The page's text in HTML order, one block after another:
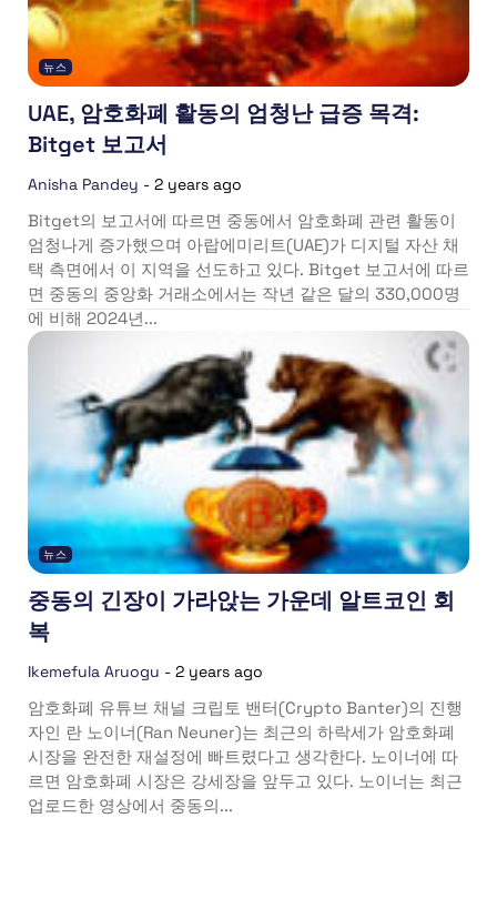
뉴스
UAE, 암호화폐 활동의 엄청난 급증 목격:
Bitget 보고서
Anisha Pandey - 2 years ago
Bitget의 보고서에 따르면 중동에서 암호화폐 관련 활동이
엄청나게 증가했으며 아랍에미리트(UAE)가 디지털 자산 채
택 측면에서 이 지역을 선도하고 있다. Bitget 보고서에 따르
면 중동의 중앙화 거래소에서는 작년 같은 달의 330,000명
에 비해 2024년...
뉴스
중동의 긴장이 가라앉는 가운데 알트코인 회
복
Ikemefula Aruogu - 2 years ago
암호화폐 유튜브 채널 크립토 밴터(Crypto Banter)의 진행
자인 란 노이너(Ran Neuner)는 최근의 하락세가 암호화폐
시장을 완전한 재설정에 빠트렸다고 생각한다. 노이너에 따
르면 암호화폐 시장은 강세장을 앞두고 있다. 노이너는 최근
업로드한 영상에서 중동의...